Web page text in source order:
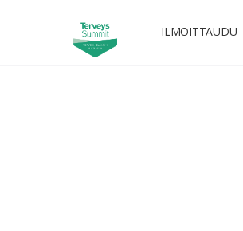
ILMOITTAUDU